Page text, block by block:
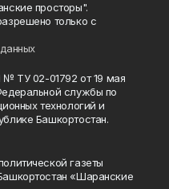
просторы".
только с
№ ТУ 02-01792 от 19 мая
службы по
технологий и
Башкортостан.
газеты
«Шаранские